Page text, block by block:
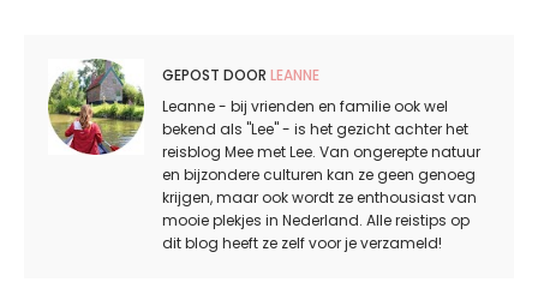
GEPOST DOOR LEANNE
Leanne - bij vrienden en familie ook wel
bekend als "Lee" - is het gezicht achter het
reisblog Mee met Lee. Van ongerepte natuur
en bijzondere culturen kan ze geen genoeg
krijgen, maar ook wordt ze enthousiast van
mooie plekjes in Nederland. Alle reistips op
dit blog heeft ze zelf voor je verzameld!